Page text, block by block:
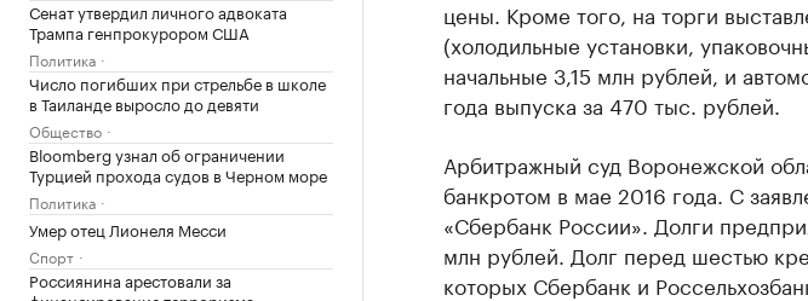
Сенат утвердил личного адвоката
Трампа генпрокурором США
Политика
Число погибших при стрельбе в школе
в Таиланде выросло до девяти
Общество
Bloomberg узнал об ограничении
Турцией прохода судов в Черном море
Политика
Умер отец Лионеля Месси
Спорт
Россиянина арестовали за
цены. Кроме того, на торги
(холодильные установки,
начальные 3,15 млн рублей, и
года выпуска за 470 тыс. рублей.
Арбитражный суд Воронежской
банкротом в мае 2016 года. С
«Сбербанк России». Долги
млн рублей. Долг перед шестью
которых Сбербанк и